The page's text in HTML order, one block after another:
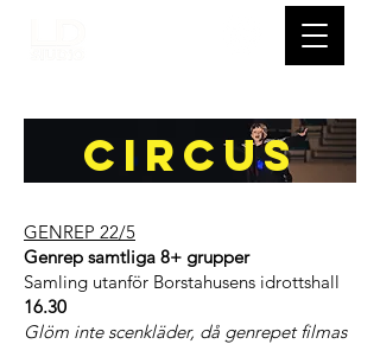
CIRCUS
GENREP 22/5
Genrep samtliga 8+ grupper
Samling utanför Borstahusens idrottshall
16.30
Glöm inte scenkläder, då genrepet filmas